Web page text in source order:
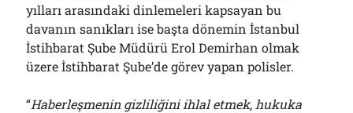
yılları arasındaki dinlemeleri kapsayan bu
davanın sanıkları ise başta dönemin İstanbul
İstihbarat Şube Müdürü Erol Demirhan olmak
üzere İstihbarat Şube’de görev yapan polisler.
“Haberleşmenin gizliliğini ihlal etmek, hukuka